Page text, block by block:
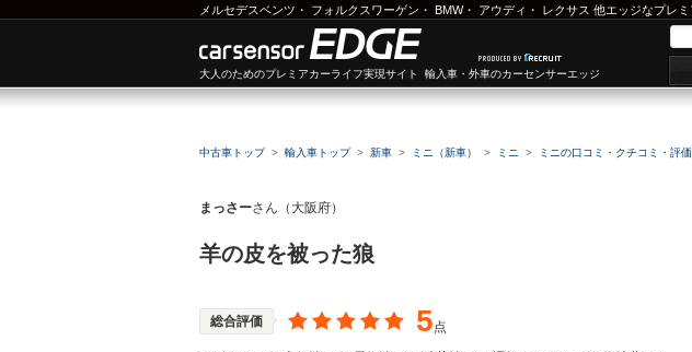
メルセデスベンツ ・ フォルクスワーゲン ・ BMW・ アウディ ・ レクサス 他エッジなプレミ
大人のためのプレミアカーライフ実現サイト 輸入車・外車のカーセンサーエッジ
中古車トップ 輸入車トップ 新車 ミニ（新車） ミニ ミニの口コミ・クチコミ・評
まっさーさん（大阪府）
羊の皮を被った狼
総合評価 5点